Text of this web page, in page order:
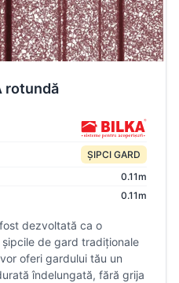
rotundă
ȘIPCI GARD
0.11m
0.11m
dezvoltată ca o
de gard tradiţionale
oferi gardului tău un
îndelungată, fără grija